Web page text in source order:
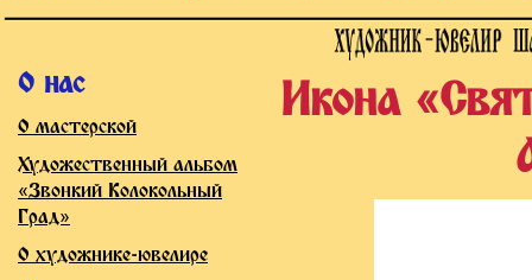
О нас
О мастерской
Художественный альбом
«Звонкий Колокольный
Град»
О художнике-ювелире
Икона